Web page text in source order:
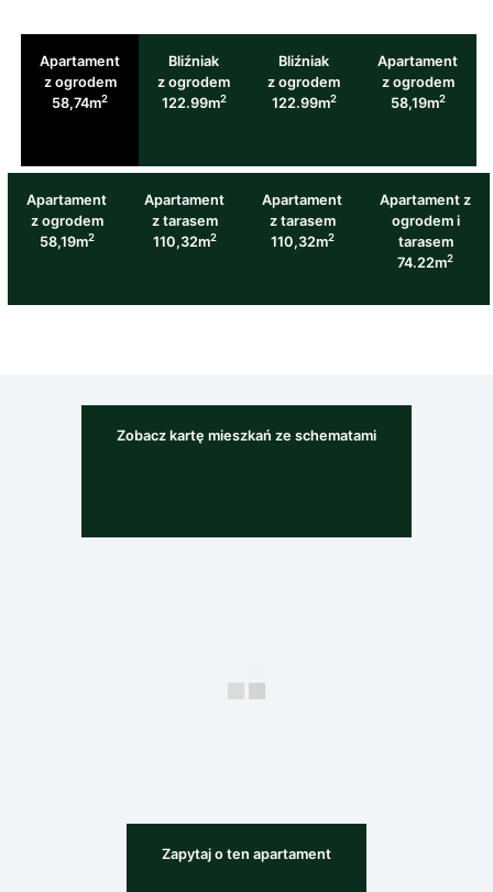
Apartament
z ogrodem
58,74m2
Bliźniak
z ogrodem
122.99m2
Bliźniak
z ogrodem
122.99m2
Apartament
z ogrodem
58,19m2
Apartament
z ogrodem
58,19m2
Apartament
z tarasem
110,32m2
Apartament
z tarasem
110,32m2
Apartament z
ogrodem i
tarasem
74.22m2
Zobacz kartę mieszkań ze schematami
Zapytaj o ten apartament